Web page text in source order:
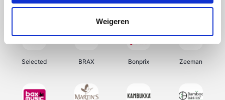
Weigeren
Samsung My Jewellery Delonghi Tennis Point
Selected BRAX Bonprix Zeeman